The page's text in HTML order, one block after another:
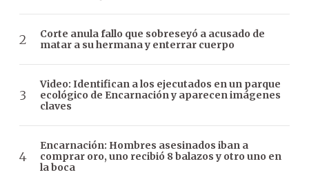
Corte anula fallo que sobreseyó a acusado de
matar a su hermana y enterrar cuerpo
Video: Identifican a los ejecutados en un parque
ecológico de Encarnación y aparecen imágenes
claves
Encarnación: Hombres asesinados iban a
comprar oro, uno recibió 8 balazos y otro uno en
la boca